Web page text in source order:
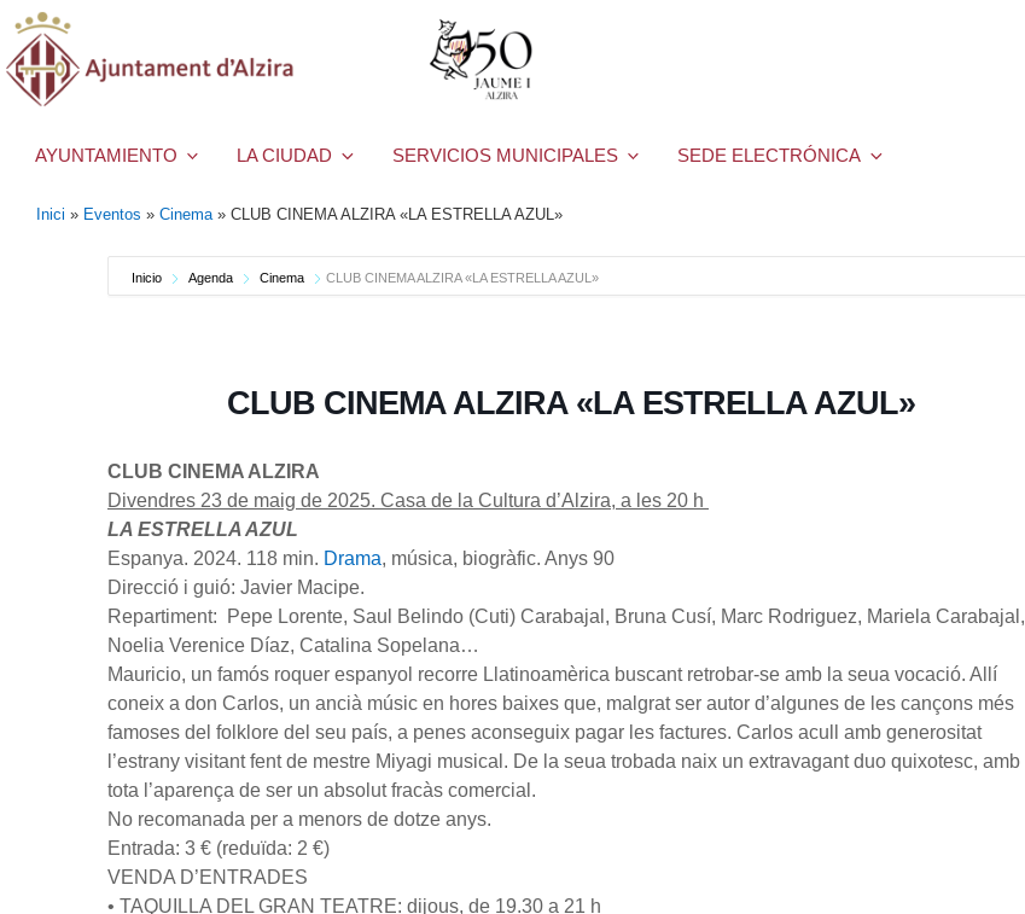
AYUNTAMIENTO LA CIUDAD SERVICIOS MUNICIPALES SEDE ELECTRÓNICA
Inici » Eventos » Cinema » CLUB CINEMA ALZIRA «LA ESTRELLA AZUL»
Inicio Agenda Cinema CLUB CINEMA ALZIRA «LA ESTRELLA AZUL»
CLUB CINEMA ALZIRA «LA ESTRELLA AZUL»
CLUB CINEMA ALZIRA
Divendres 23 de maig de 2025. Casa de la Cultura d’Alzira, a les 20 h
LA ESTRELLA AZUL
Espanya. 2024. 118 min. Drama, música, biogràfic. Anys 90
Direcció i guió: Javier Macipe.
Repartiment: Pepe Lorente, Saul Belindo (Cuti) Carabajal, Bruna Cusí, Marc Rodriguez, Mariela Carabajal,
Noelia Verenice Díaz, Catalina Sopelana…
Mauricio, un famós roquer espanyol recorre Llatinoamèrica buscant retrobar-se amb la seua vocació. Allí
coneix a don Carlos, un ancià músic en hores baixes que, malgrat ser autor d’algunes de les cançons més
famoses del folklore del seu país, a penes aconseguix pagar les factures. Carlos acull amb generositat
l’estrany visitant fent de mestre Miyagi musical. De la seua trobada naix un extravagant duo quixotesc, amb
tota l’aparença de ser un absolut fracàs comercial.
No recomanada per a menors de dotze anys.
Entrada: 3 € (reduïda: 2 €)
VENDA D’ENTRADES
• TAQUILLA DEL GRAN TEATRE: dijous, de 19.30 a 21 h